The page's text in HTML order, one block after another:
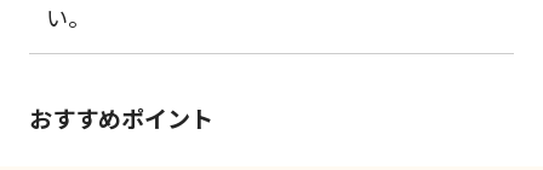
い。
おすすめポイント